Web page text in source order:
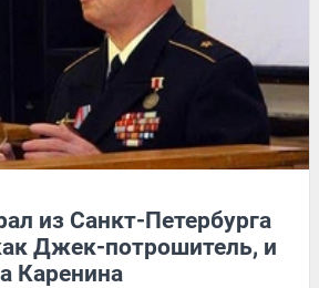
из Санкт-Петербурга
Джек-потрошитель, и
Каренина